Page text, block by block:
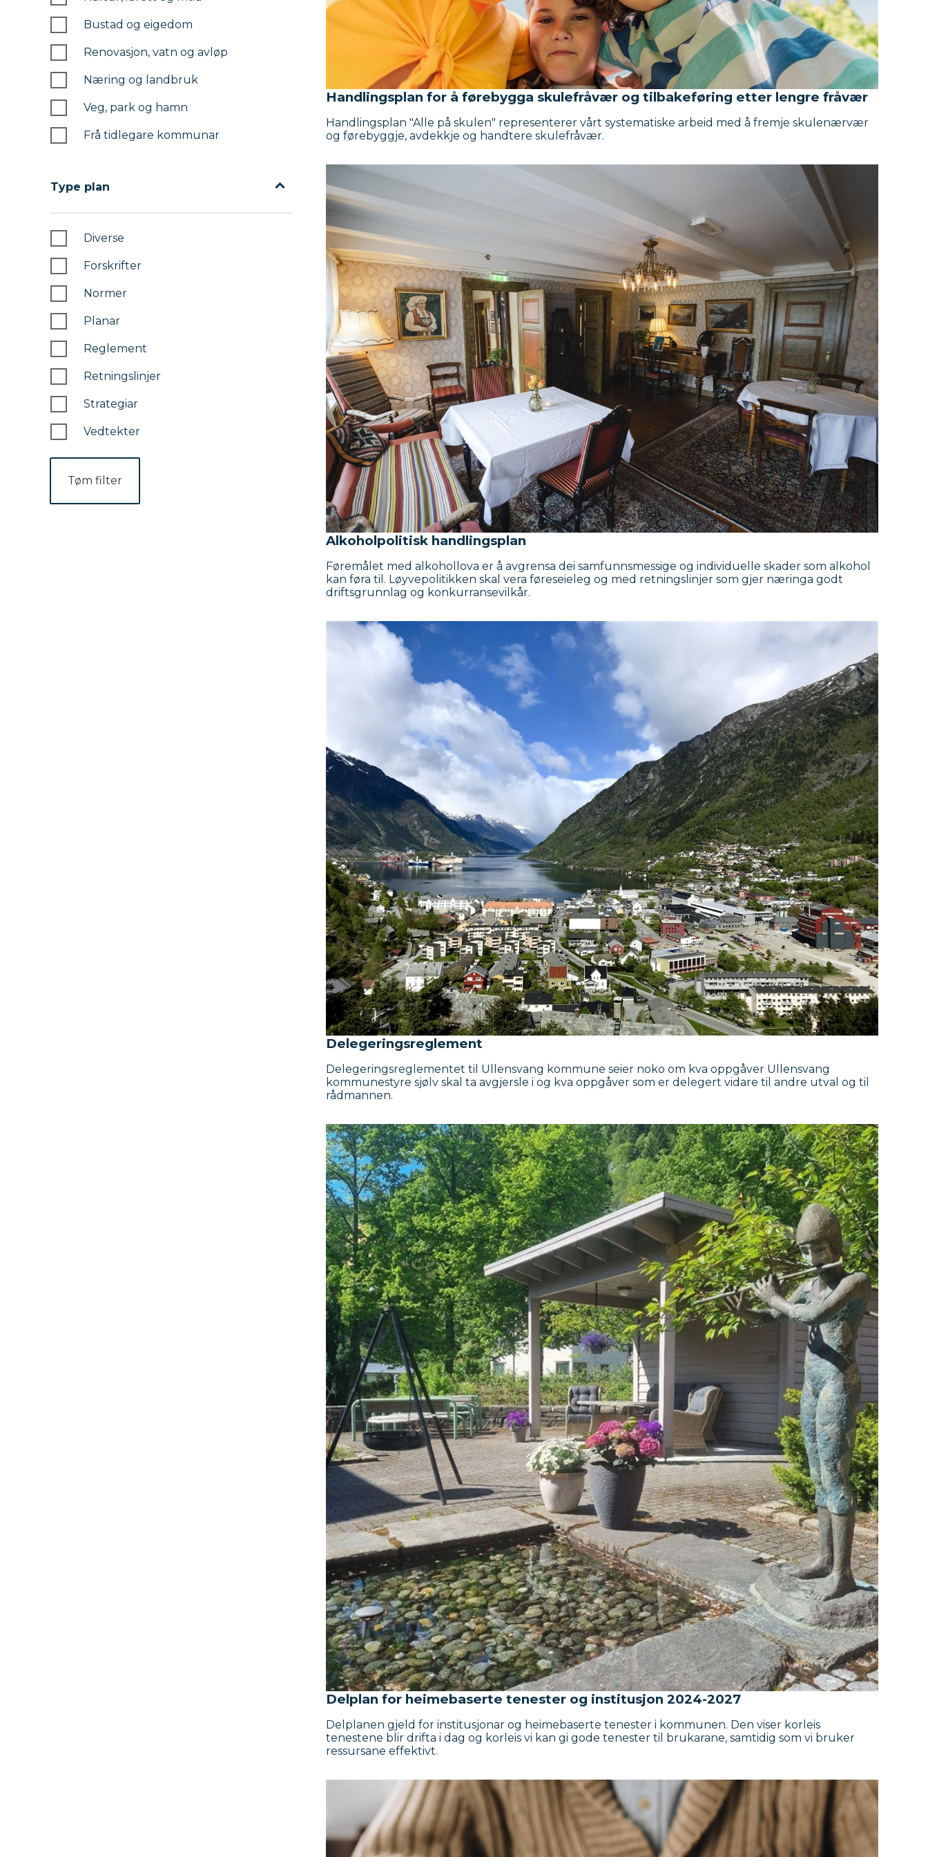
Bustad og eigedom
Renovasjon, vatn og avløp
Næring og landbruk
Veg, park og hamn
Frå tidlegare kommunar
Type plan
Diverse
Forskrifter
Normer
Planar
Reglement
Retningslinjer
Strategiar
Vedtekter
Tøm filter
Handlingsplan for å førebygga skulefråvær og tilbakeføring etter lengre fråvær
Handlingsplan "Alle på skulen" representerer vårt systematiske arbeid med å fremje skulenærvær
og førebyggje, avdekkje og handtere skulefråvær.
Alkoholpolitisk handlingsplan
Føremålet med alkohollova er å avgrensa dei samfunnsmessige og individuelle skader som alkohol
kan føra til. Løyvepolitikken skal vera føreseieleg og med retningslinjer som gjer næringa godt
driftsgrunnlag og konkurransevilkår.
Delegeringsreglement
Delegeringsreglementet til Ullensvang kommune seier noko om kva oppgåver Ullensvang
kommunestyre sjølv skal ta avgjersle i og kva oppgåver som er delegert vidare til andre utval og til
rådmannen.
Delplan for heimebaserte tenester og institusjon 2024-2027
Delplanen gjeld for institusjonar og heimebaserte tenester i kommunen. Den viser korleis
tenestene blir drifta i dag og korleis vi kan gi gode tenester til brukarane, samtidig som vi bruker
ressursane effektivt.